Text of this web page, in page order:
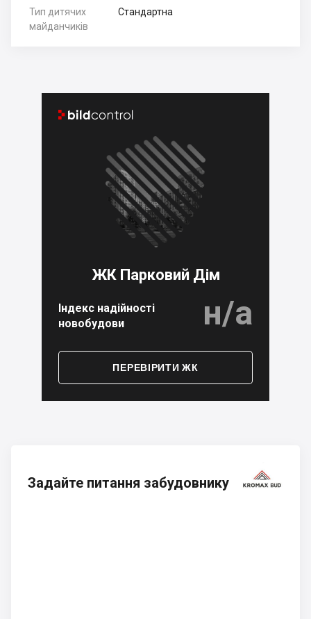
Тип дитячих
майданчиків
Стандартна
 
ЖК Парковий Дім
Індекс надійності
новобудови
н/а
ПЕРЕВІРИТИ ЖК
Задайте питання забудовнику